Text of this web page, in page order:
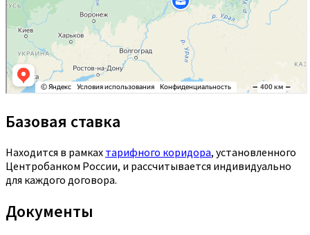
Базовая ставка
Находится в рамках тарифного коридора, установленного
Центробанком России, и рассчитывается индивидуально
для каждого договора.
Документы